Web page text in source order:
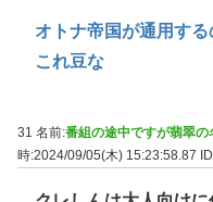
オトナ帝国が通用す
これ豆な
31 名前:番組の途中ですが翡翠
時:2024/09/05(木) 15:23:58.87